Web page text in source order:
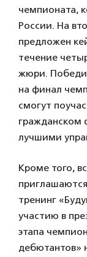
чемпионата,
России. На
предложен
течение
жюри.
на финал
смогут
гражданском
лучшими
Кроме того,
тренинг
участию в
этапа
дебютантов»